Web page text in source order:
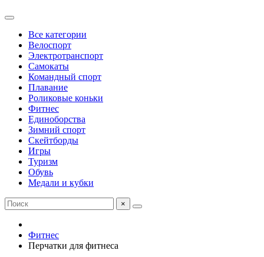
Все категории
Велоспорт
Электротранспорт
Самокаты
Командный спорт
Плавание
Роликовые коньки
Фитнес
Единоборства
Зимний спорт
Скейтборды
Игры
Туризм
Обувь
Медали и кубки
×
Фитнес
Перчатки для фитнеса